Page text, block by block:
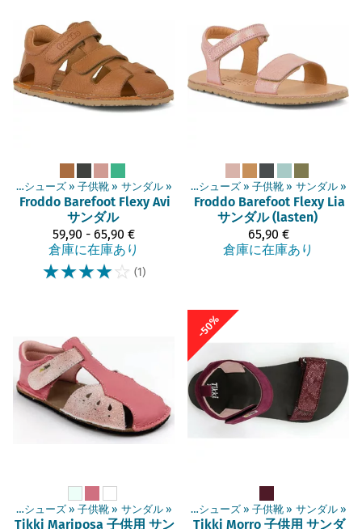
ベアフットシューズ ‪» 子供靴 ‪» サンダル ‪»
Froddo Barefoot Flexy Avi
サンダル
59,90 - 65,90 €
倉庫に在庫あり
☆☆☆☆☆ (1)
商品‪» ベアフットシューズ ‪» 子供靴 ‪» サンダル ‪»
Froddo Barefoot Flexy Lia
サンダル (lasten)
65,90 €
倉庫に在庫あり
ベアフットシューズ ‪» 子供靴 ‪» サンダル ‪»
Tikki Mariposa 子供用 サン
-50%
商品‪» ベアフットシューズ ‪» 子供靴 ‪» サンダル ‪»
Tikki Morro 子供用 サンダ